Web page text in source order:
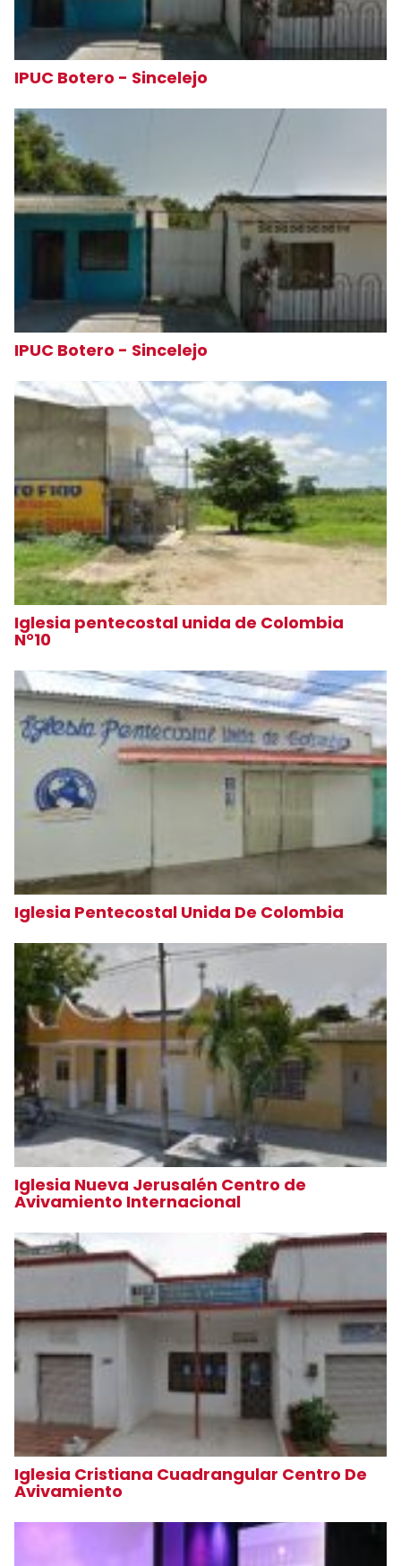
IPUC Botero - Sincelejo
IPUC Botero - Sincelejo
Iglesia pentecostal unida de Colombia
N°10
Iglesia Pentecostal Unida De Colombia
Iglesia Nueva Jerusalén Centro de
Avivamiento Internacional
Iglesia Cristiana Cuadrangular Centro De
Avivamiento